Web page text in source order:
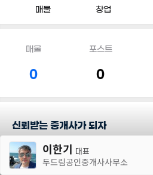
매물 창업
매물
0
포스트
0
신뢰받는 중개사가 되자
담당지역이한기 대표
두드림공인중개사사무소